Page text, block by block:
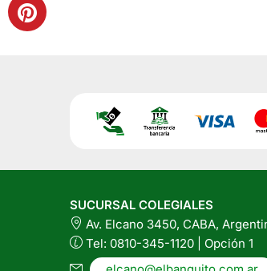
SUCURSAL COLEGIALES
Av. Elcano 3450, CABA,
Tel: 0810-345-1120 | Opción 1